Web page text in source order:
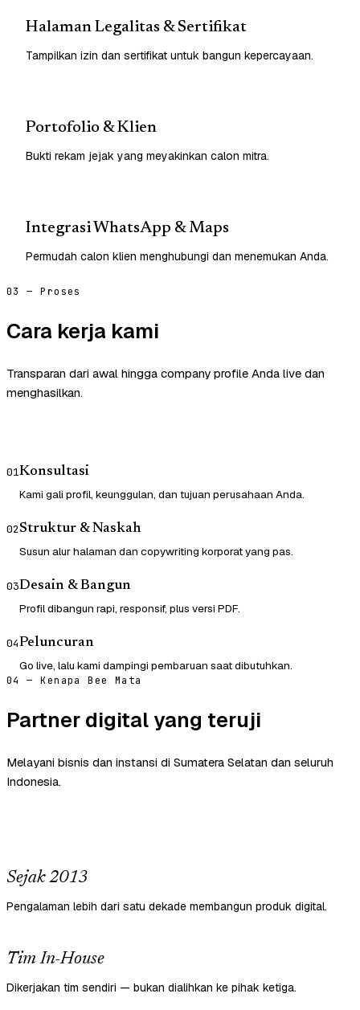
Halaman Legalitas & Sertifikat
Tampilkan izin dan sertifikat untuk bangun kepercayaan.
Portofolio & Klien
Bukti rekam jejak yang meyakinkan calon mitra.
Integrasi WhatsApp & Maps
Permudah calon klien menghubungi dan menemukan Anda.
03 — Proses
Cara kerja kami
Transparan dari awal hingga company profile Anda live dan
menghasilkan.
01Konsultasi
Kami gali profil, keunggulan, dan tujuan perusahaan Anda.
02Struktur & Naskah
Susun alur halaman dan copywriting korporat yang pas.
03Desain & Bangun
Profil dibangun rapi, responsif, plus versi PDF.
04Peluncuran
Go live, lalu kami dampingi pembaruan saat dibutuhkan.
04 — Kenapa Bee Mata
Partner digital yang teruji
Melayani bisnis dan instansi di Sumatera Selatan dan seluruh
Indonesia.
Sejak 2013
Pengalaman lebih dari satu dekade membangun produk digital.
Tim In-House
Dikerjakan tim sendiri — bukan dialihkan ke pihak ketiga.